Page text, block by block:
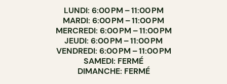
LUNDI: 6:00 PM – 11:00 PM
MARDI: 6:00 PM – 11:00 PM
MERCREDI: 6:00 PM – 11:00 PM
JEUDI: 6:00 PM – 11:00 PM
VENDREDI: 6:00 PM – 11:00 PM
SAMEDI: FERMÉ
DIMANCHE: FERMÉ